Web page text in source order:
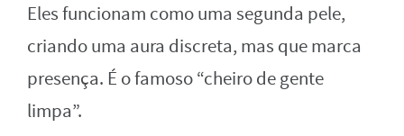
Eles funcionam como uma segunda pele,
criando uma aura discreta, mas que marca
presença. É o famoso “cheiro de gente
limpa”.